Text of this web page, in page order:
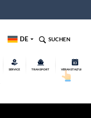
DE SUCHEN
SERVICE TRANSPORT VERANSTALTUNGEN